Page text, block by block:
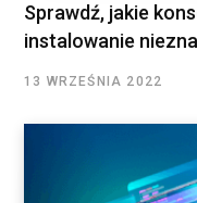
Sprawdź, jakie
instalowanie
13 WRZEŚNIA 2022